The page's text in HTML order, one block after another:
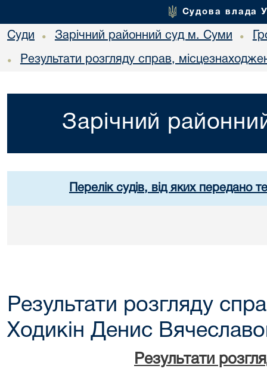
Судова влада
Суди • Зарічний районний суд м. Суми •
• Результати розгляду справ,
Зарічний
Перелік судів, від яких передано
Результати розгляду
Ходикін Денис
Результати